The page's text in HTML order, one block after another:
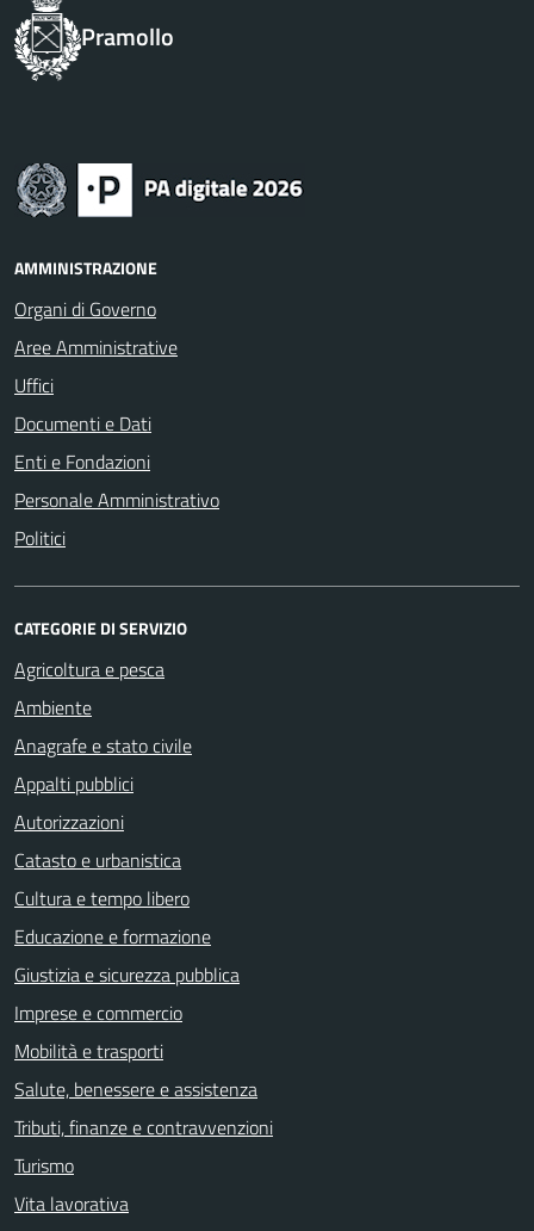
Pramollo
AMMINISTRAZIONE
Organi di Governo
Aree Amministrative
Uffici
Documenti e Dati
Enti e Fondazioni
Personale Amministrativo
Politici
CATEGORIE DI SERVIZIO
Agricoltura e pesca
Ambiente
Anagrafe e stato civile
Appalti pubblici
Autorizzazioni
Catasto e urbanistica
Cultura e tempo libero
Educazione e formazione
Giustizia e sicurezza pubblica
Imprese e commercio
Mobilità e trasporti
Salute, benessere e assistenza
Tributi, finanze e contravvenzioni
Turismo
Vita lavorativa